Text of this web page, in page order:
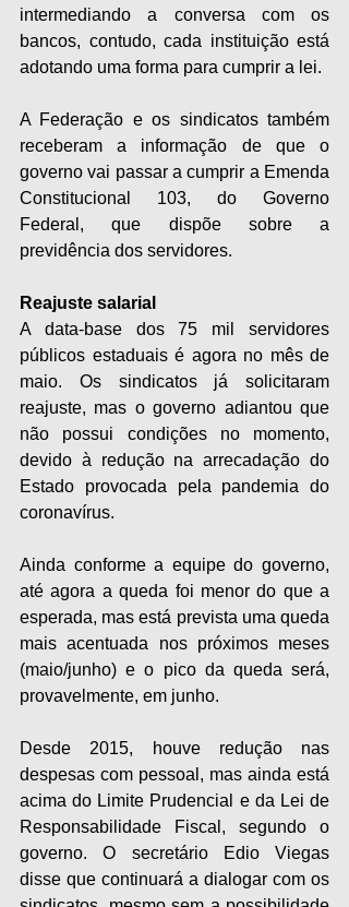
intermediando a conversa com os
bancos, contudo, cada instituição está
adotando uma forma para cumprir a lei.
A Federação e os sindicatos também
receberam a informação de que o
governo vai passar a cumprir a Emenda
Constitucional 103, do Governo
Federal, que dispõe sobre a
previdência dos servidores.
Reajuste salarial
A data-base dos 75 mil servidores
públicos estaduais é agora no mês de
maio. Os sindicatos já solicitaram
reajuste, mas o governo adiantou que
não possui condições no momento,
devido à redução na arrecadação do
Estado provocada pela pandemia do
coronavírus.
Ainda conforme a equipe do governo,
até agora a queda foi menor do que a
esperada, mas está prevista uma queda
mais acentuada nos próximos meses
(maio/junho) e o pico da queda será,
provavelmente, em junho.
Desde 2015, houve redução nas
despesas com pessoal, mas ainda está
acima do Limite Prudencial e da Lei de
Responsabilidade Fiscal, segundo o
governo. O secretário Edio Viegas
disse que continuará a dialogar com os